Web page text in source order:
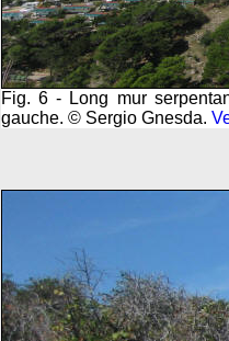
Fig. 6 - Long mur
gauche. © Sergio Gnesda.